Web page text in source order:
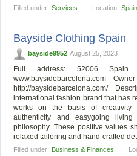
Filled under: Services Location: Spain
Bayside Clothing Spain
bayside9952 August 25, 2023
Full address: 52006 Spain
www.baysidebarcelona.com
http://baysidebarcelona.com/
international fashion brand that has
works on the basis of creativity
authenticity and easygoing
philosophy. These positive values
relaxed tailoring and hand-crafted
Filled under: Business & Finances